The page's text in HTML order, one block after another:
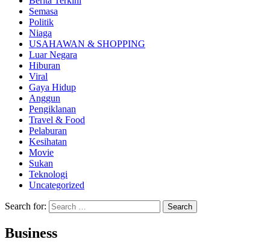
Semasa
Politik
Niaga
USAHAWAN & SHOPPING
Luar Negara
Hiburan
Viral
Gaya Hidup
Anggun
Pengiklanan
Travel & Food
Pelaburan
Kesihatan
Movie
Sukan
Teknologi
Uncategorized
Search for:
Business